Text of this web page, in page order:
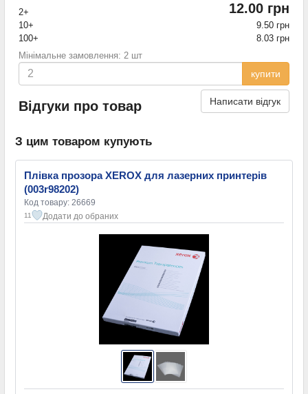
2+
12.00 грн
10+
9.50 грн
100+
8.03 грн
Мінімальне замовлення: 2 шт
купити
Відгуки про товар Написати відгук
З цим товаром купують
Плівка прозора XEROX для лазерних принтерів
(003r98202)
Код товару: 26669
11 Додати до обраних